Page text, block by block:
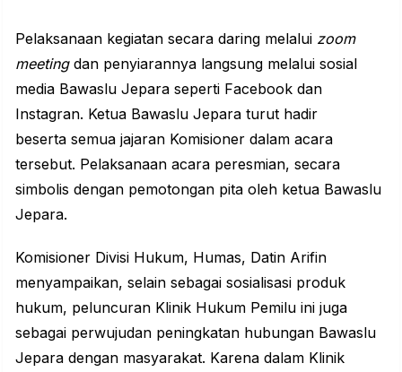
Pelaksanaan kegiatan secara daring melalui zoom
meetingdan penyiarannya langsung melalui sosial
media Bawaslu Jepara seperti Facebook dan
Instagran. Ketua Bawaslu Jepara turut hadir
beserta semua jajaran Komisioner dalam acara
tersebut. Pelaksanaan acara peresmian, secara
simbolis dengan pemotongan pita oleh ketua Bawaslu
Jepara.
Komisioner Divisi Hukum, Humas, Datin Arifin
menyampaikan, selain sebagai sosialisasi produk
hukum, peluncuran Klinik Hukum Pemilu ini juga
sebagai perwujudan peningkatan hubungan Bawaslu
Jepara dengan masyarakat. Karena dalam Klinik